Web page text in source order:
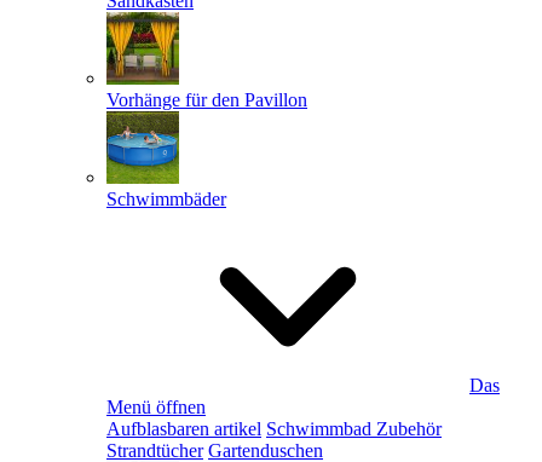
Vorhänge für den Pavillon
Schwimmbäder
Das
Menü öffnen
Aufblasbaren artikel Schwimmbad Zubehör
Strandtücher Gartenduschen